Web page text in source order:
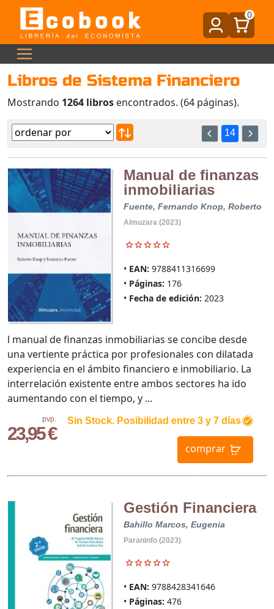
0
Libros de Sistema Financiero
Mostrando 1264 libros encontrados. (64 páginas).
14
Manual de finanzas
inmobiliarias
Fuente, Fernando Knop, Roberto
Almuzara (2023)
EAN: 9788411316699
Páginas: 176
Fecha de edición: 2023
pvp.
23,95 €
Sin Stock. Posibilidad entre 3 y 7 días
comprar
l manual de finanzas inmobiliarias se concibe desde
una vertiente práctica por profesionales con dilatada
experiencia en el ámbito financiero e inmobiliario. La
interrelación existente entre ambos sectores ha ido
aumentando con el tiempo, y ...
Gestión Financiera
Bahillo Marcos, Eugenia
Paraninfo (2023)
EAN: 9788428341646
Páginas: 476